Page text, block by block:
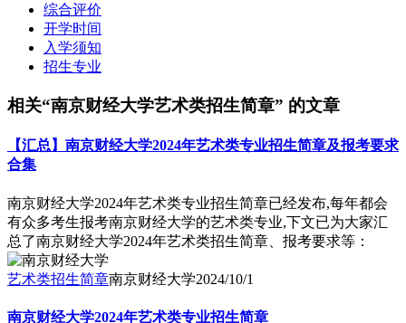
综合评价
开学时间
入学须知
招生专业
相关“南京财经大学艺术类招生简章” 的文章
【汇总】南京财经大学2024年艺术类专业招生简章及报考要求
合集
南京财经大学2024年艺术类专业招生简章已经发布,每年都会
有众多考生报考南京财经大学的艺术类专业,下文已为大家汇
总了南京财经大学2024年艺术类招生简章、报考要求等：
艺术类招生简章南京财经大学2024/10/1
南京财经大学2024年艺术类专业招生简章